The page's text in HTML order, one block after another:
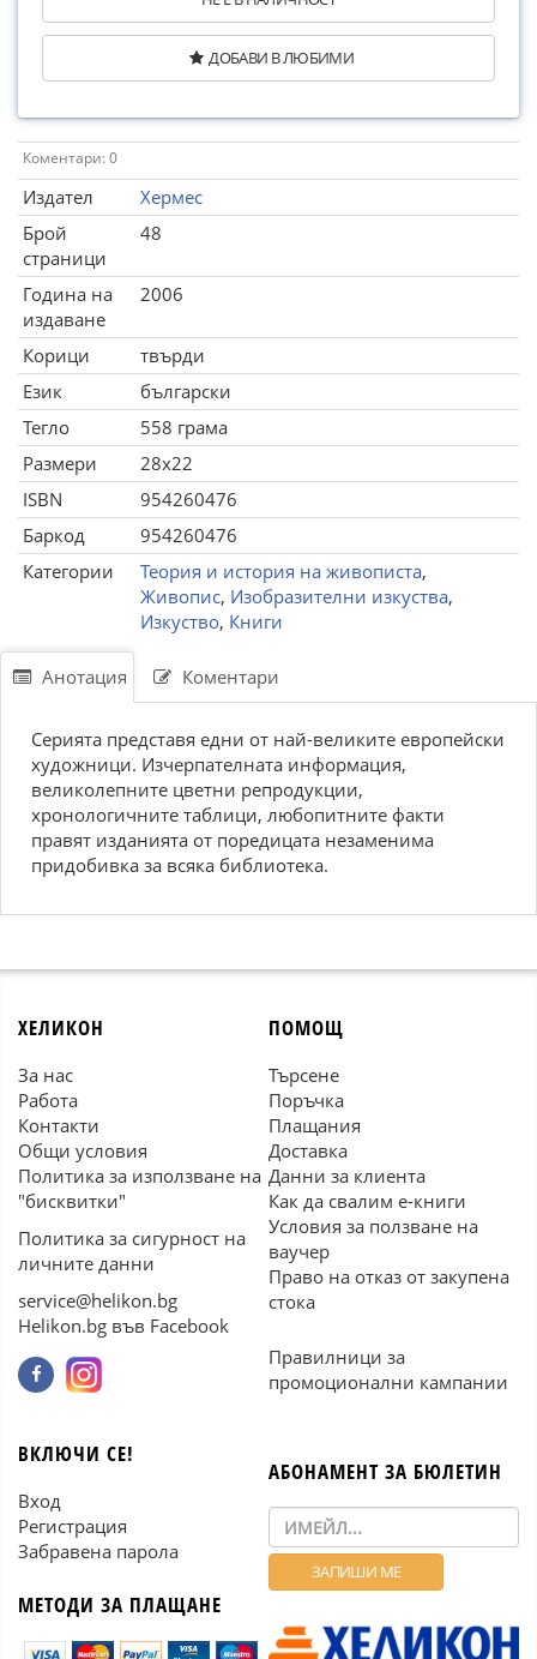
ДОБАВИ В ЛЮБИМИ
Коментари: 0
Издател
Хермес
Брой
страници
48
Година на
издаване
2006
Корици
твърди
Език
български
Тегло
558 грама
Размери
28x22
ISBN
954260476
Баркод
954260476
Категории
Теория и история на живописта,
Живопис, Изобразителни изкуства,
Изкуство, Книги
Анотация Коментари
Серията представя едни от най-великите европейски
художници. Изчерпателната информация,
великолепните цветни репродукции,
хронологичните таблици, любопитните факти
правят изданията от поредицата незаменима
придобивка за всяка библиотека.
ХЕЛИКОН
За нас
Работа
Контакти
Общи условия
Политика за използване на
"бисквитки"
Политика за сигурност на
личните данни
service@helikon.bg
Helikon.bg във Facebook
ПОМОЩ
Търсене
Поръчка
Плащания
Доставка
Данни за клиента
Как да свалим е-книги
Условия за ползване на
ваучер
Право на отказ от закупена
стока
Правилници за
промоционални кампании
ВКЛЮЧИ СЕ!
Вход
Регистрация
Забравена парола
МЕТОДИ ЗА ПЛАЩАНЕ
АБОНАМЕНТ ЗА БЮЛЕТИН